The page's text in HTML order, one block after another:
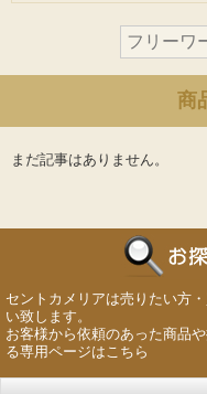
商
まだ記事はありません。
セントカメリアは売りたい方
い致します。
お客様から依頼のあった商品
る専用ページはこちら